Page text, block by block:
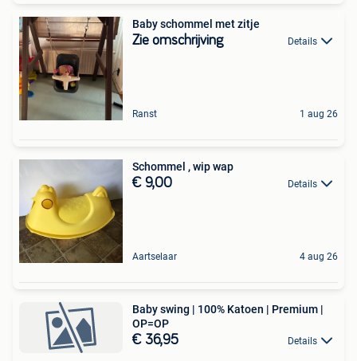
Baby schommel met zitje
Zie omschrijving Details
Ranst 1 aug 26
Schommel , wip wap
€ 9,00 Details
Aartselaar 4 aug 26
Baby swing | 100% Katoen | Premium |
OP=OP
€ 36,95 Details